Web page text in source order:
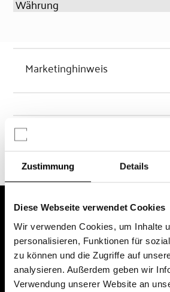
Zustimmung Details
Diese Webseite verwendet Cookies
Wir verwenden Cookies, um Inhalte
personalisieren, Funktionen für
zu können und die Zugriffe auf
analysieren. Außerdem geben wir
Verwendung unserer Website an
Währung
Marketinghinweis
Chancen & Risiken